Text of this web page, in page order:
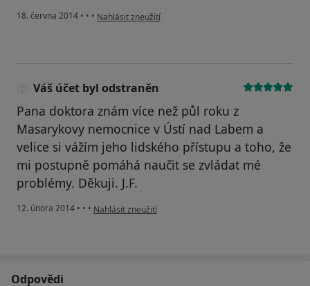
18. června 2014 • • • podle názoru uživatele Váš účet byl odstraněn
Nahlásit zneužití
Váš účet byl odstraněn
Pana doktora znám více než půl roku z
Masarykovy nemocnice v Ústí nad Labem a
velice si vážím jeho lidského přístupu a toho, že
mi postupně pomáhá naučit se zvládat mé
problémy. Děkuji. J.F.
12. února 2014 • • • podle názoru uživatele Váš účet byl odstraněn
Nahlásit zneužití
Odpovědi